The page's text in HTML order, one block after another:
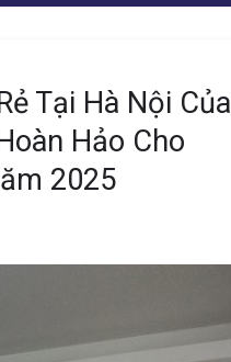
Tại Hà Nội Của
Hảo Cho
2025